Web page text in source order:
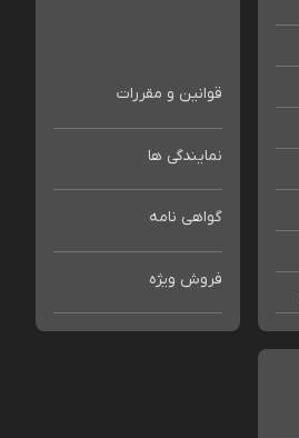
قوانین و مقررات
نمایندگی ها
گواهی نامه
فروش ویژه